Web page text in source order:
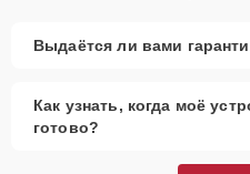
Выдаётся ли вами
Как узнать, когда моё
готово?